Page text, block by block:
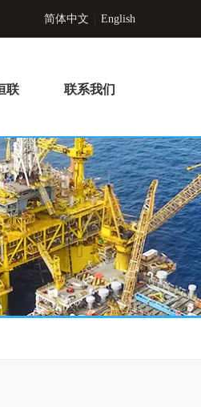
简体中文 English
联 联系我们